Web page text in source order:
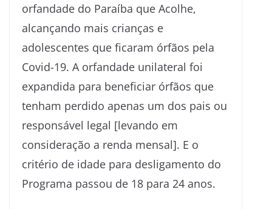
orfandade do Paraíba que Acolhe,
alcançando mais crianças e
adolescentes que ficaram órfãos pela
Covid-19. A orfandade unilateral foi
expandida para beneficiar órfãos que
tenham perdido apenas um dos pais ou
responsável legal [levando em
consideração a renda mensal]. E o
critério de idade para desligamento do
Programa passou de 18 para 24 anos.